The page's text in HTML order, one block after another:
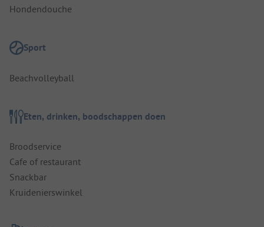
Hondendouche
Sport
Beachvolleyball
Eten, drinken, boodschappen doen
Broodservice
Cafe of restaurant
Snackbar
Kruidenierswinkel